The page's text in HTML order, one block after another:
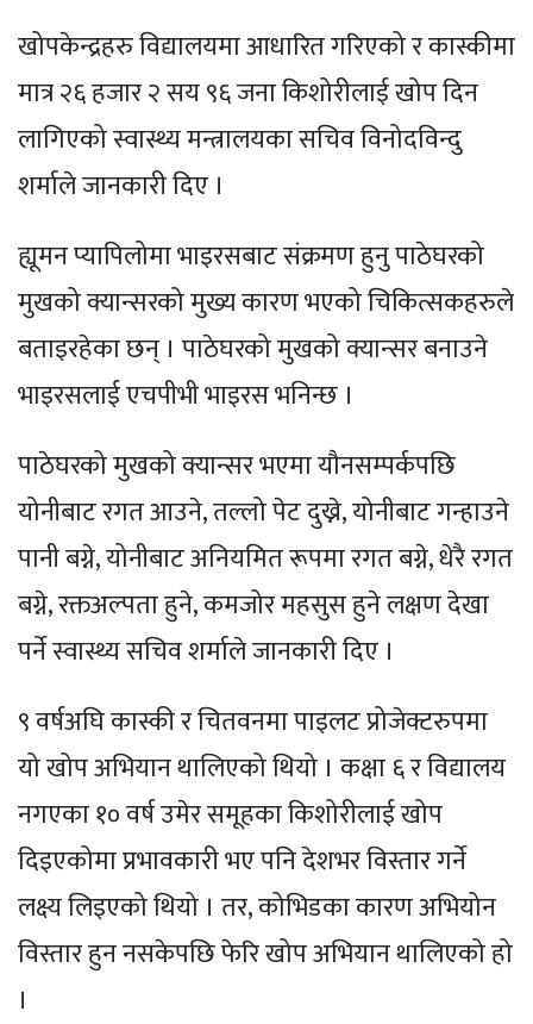
खोपकेन्द्रहरु विद्यालयमा आधारित गरिएको र कास्कीमा
मात्र २६ हजार २ सय ९६ जना किशोरीलाई खोप दिन
लागिएको स्वास्थ्य मन्त्रालयका सचिव विनोदविन्दु
शर्माले जानकारी दिए ।
ह्यूमन प्यापिलोमा भाइरसबाट संक्रमण हुनु पाठेघरको
मुखको क्यान्सरको मुख्य कारण भएको चिकित्सकहरुले
बताइरहेका छन् । पाठेघरको मुखको क्यान्सर बनाउने
भाइरसलाई एचपीभी भाइरस भनिन्छ ।
पाठेघरको मुखको क्यान्सर भएमा यौनसम्पर्कपछि
योनीबाट रगत आउने, तल्लो पेट दुख्ने, योनीबाट गन्हाउने
पानी बग्ने, योनीबाट अनियमित रूपमा रगत बग्ने, धेरै रगत
बग्ने, रक्तअल्पता हुने, कमजोर महसुस हुने लक्षण देखा
पर्ने स्वास्थ्य सचिव शर्माले जानकारी दिए ।
९ वर्षअघि कास्की र चितवनमा पाइलट प्रोजेक्टरुपमा
यो खोप अभियान थालिएको थियो । कक्षा ६ र विद्यालय
नगएका १० वर्ष उमेर समूहका किशोरीलाई खोप
दिइएकोमा प्रभावकारी भए पनि देशभर विस्तार गर्ने
लक्ष्य लिइएको थियो । तर, कोभिडका कारण अभियोन
विस्तार हुन नसकेपछि फेरि खोप अभियान थालिएको हो
।